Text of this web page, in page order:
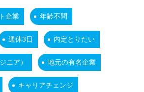
企業 年齢不問
週休3日 内定とりたい
ニア） 地元の有名企業
キャリアチェンジ